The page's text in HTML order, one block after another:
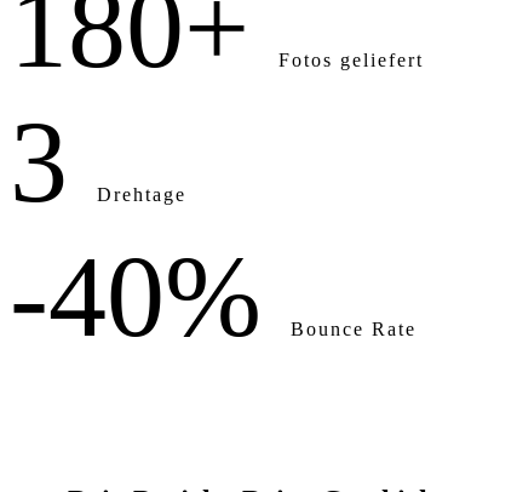
180+ Fotos geliefert
3 Drehtage
-40% Bounce Rate